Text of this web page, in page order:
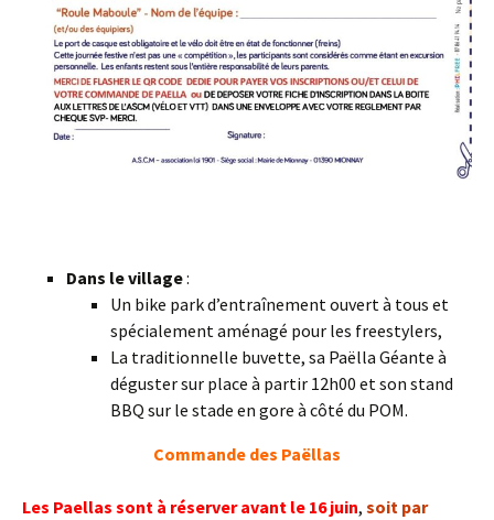
Dans le village:
Un bike park d’entraînement ouvert à tous et
spécialement aménagé pour les freestylers,
La traditionnelle buvette, sa Paëlla Géante à
déguster sur place à partir 12h00 et son stand
BBQ sur le stade en gore à côté du POM.
Commande des Paëllas
Les Paellas sont à réserver avant le 16 juin, soit par